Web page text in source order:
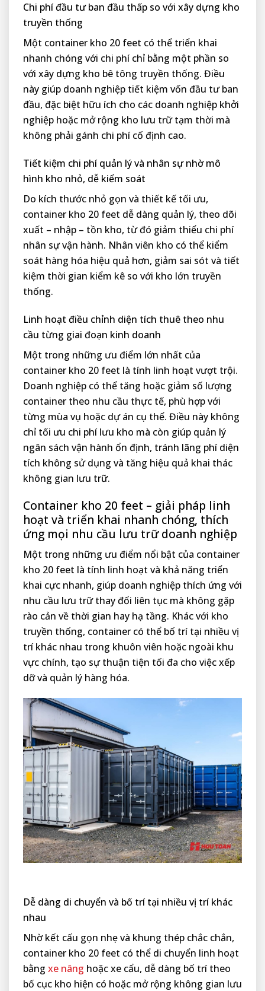
Chi phí đầu tư ban đầu thấp so với xây dựng kho
truyền thống
Một container kho 20 feet có thể triển khai
nhanh chóng với chi phí chỉ bằng một phần so
với xây dựng kho bê tông truyền thống. Điều
này giúp doanh nghiệp tiết kiệm vốn đầu tư ban
đầu, đặc biệt hữu ích cho các doanh nghiệp khởi
nghiệp hoặc mở rộng kho lưu trữ tạm thời mà
không phải gánh chi phí cố định cao.
Tiết kiệm chi phí quản lý và nhân sự nhờ mô
hình kho nhỏ, dễ kiểm soát
Do kích thước nhỏ gọn và thiết kế tối ưu,
container kho 20 feet dễ dàng quản lý, theo dõi
xuất – nhập – tồn kho, từ đó giảm thiểu chi phí
nhân sự vận hành. Nhân viên kho có thể kiểm
soát hàng hóa hiệu quả hơn, giảm sai sót và tiết
kiệm thời gian kiểm kê so với kho lớn truyền
thống.
Linh hoạt điều chỉnh diện tích thuê theo nhu
cầu từng giai đoạn kinh doanh
Một trong những ưu điểm lớn nhất của
container kho 20 feet là tính linh hoạt vượt trội.
Doanh nghiệp có thể tăng hoặc giảm số lượng
container theo nhu cầu thực tế, phù hợp với
từng mùa vụ hoặc dự án cụ thể. Điều này không
chỉ tối ưu chi phí lưu kho mà còn giúp quản lý
ngân sách vận hành ổn định, tránh lãng phí diện
tích không sử dụng và tăng hiệu quả khai thác
không gian lưu trữ.
Container kho 20 feet – giải pháp linh
hoạt và triển khai nhanh chóng, thích
ứng mọi nhu cầu lưu trữ doanh nghiệp
Một trong những ưu điểm nổi bật của container
kho 20 feet là tính linh hoạt và khả năng triển
khai cực nhanh, giúp doanh nghiệp thích ứng với
nhu cầu lưu trữ thay đổi liên tục mà không gặp
rào cản về thời gian hay hạ tầng. Khác với kho
truyền thống, container có thể bố trí tại nhiều vị
trí khác nhau trong khuôn viên hoặc ngoài khu
vực chính, tạo sự thuận tiện tối đa cho việc xếp
dỡ và quản lý hàng hóa.
Dễ dàng di chuyển và bố trí tại nhiều vị trí khác
nhau
Nhờ kết cấu gọn nhẹ và khung thép chắc chắn,
container kho 20 feet có thể di chuyển linh hoạt
bằng xe nâng hoặc xe cẩu, dễ dàng bố trí theo
bố cục kho hiện có hoặc mở rộng không gian lưu